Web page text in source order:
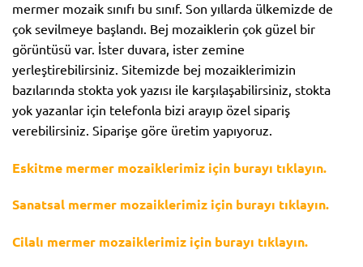
mermer mozaik sınıfı bu sınıf. Son yıllarda ülkemizde de
çok sevilmeye başlandı. Bej mozaiklerin çok güzel bir
görüntüsü var. İster duvara, ister zemine
yerleştirebilirsiniz. Sitemizde bej mozaiklerimizin
bazılarında stokta yok yazısı ile karşılaşabilirsiniz, stokta
yok yazanlar için telefonla bizi arayıp özel sipariş
verebilirsiniz. Siparişe göre üretim yapıyoruz.
Eskitme mermer mozaiklerimiz için burayı tıklayın.
Sanatsal mermer mozaiklerimiz için burayı tıklayın.
Cilalı mermer mozaiklerimiz için burayı tıklayın.